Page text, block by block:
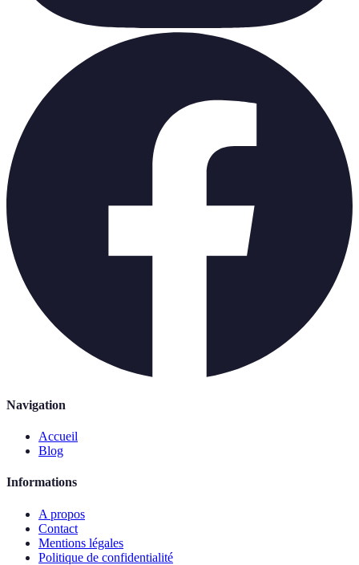
Navigation
Accueil
Blog
Informations
A propos
Contact
Mentions légales
Politique de confidentialité